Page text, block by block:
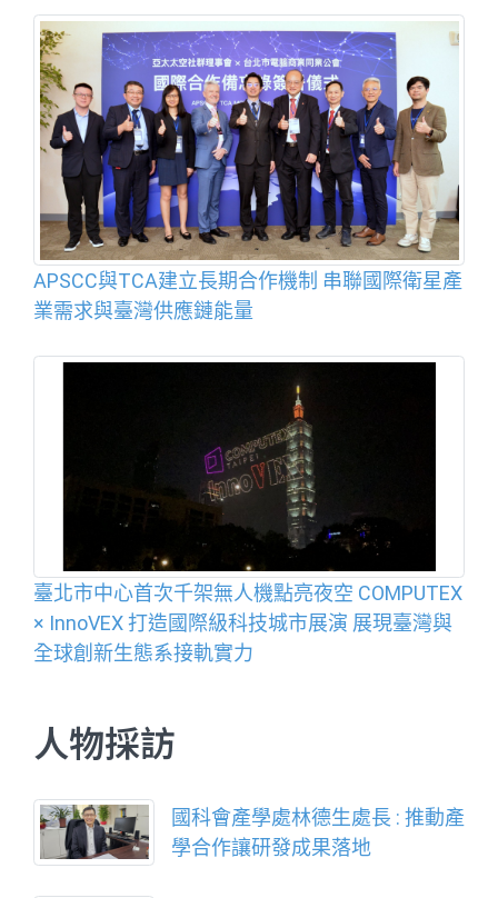
APSCC與TCA建立長期合作機制 串聯國際衛星產
業需求與臺灣供應鏈能量
臺北市中心首次千架無人機點亮夜空 COMPUTEX
× InnoVEX 打造國際級科技城市展演 展現臺灣與
全球創新生態系接軌實力
人物採訪
國科會產學處林德生處長 : 推動產
學合作讓研發成果落地